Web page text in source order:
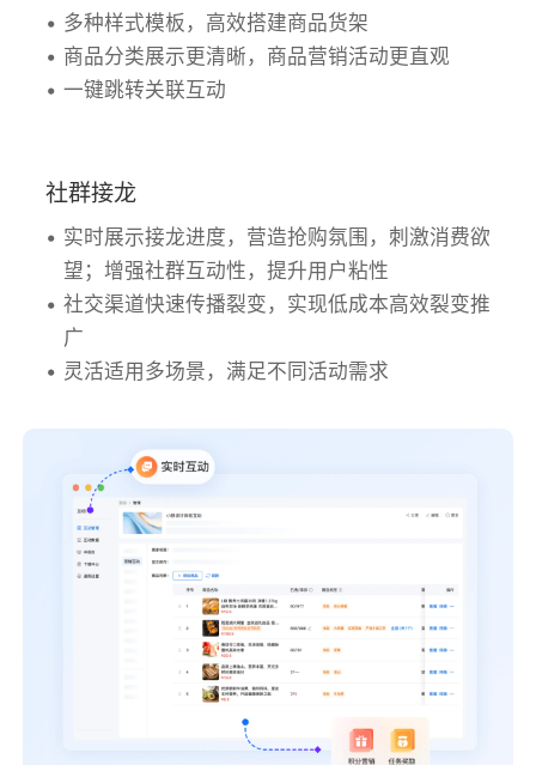
多种样式模板，高效搭建商品货架
商品分类展示更清晰，商品营销活动更直观
一键跳转关联互动
社群接龙
实时展示接龙进度，营造抢购氛围，刺激消费欲
望；增强社群互动性，提升用户粘性
社交渠道快速传播裂变，实现低成本高效裂变推
广
灵活适用多场景，满足不同活动需求